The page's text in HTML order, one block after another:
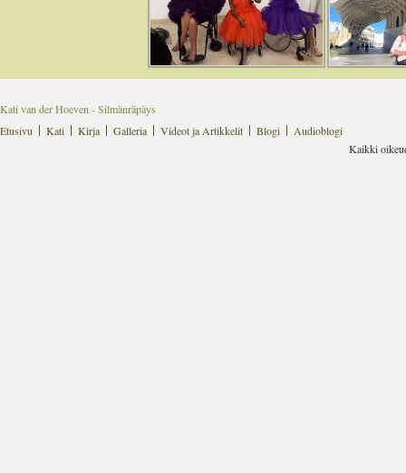
Kati van der Hoeven - Silmänräpäys
Etusivu
Kati Kirja Galleria Videot ja Artikkelit Blogi
Audioblogi
Kaikki